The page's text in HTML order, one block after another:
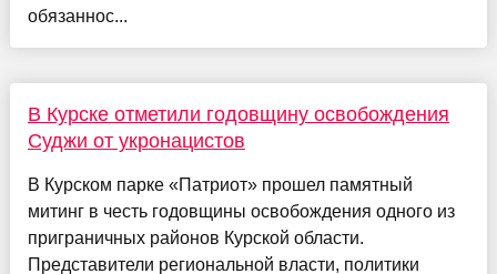
обязаннос...
В Курске отметили годовщину освобождения
Суджи от укронацистов
В Курском парке «Патриот» прошел памятный
митинг в честь годовщины освобождения одного из
приграничных районов Курской области.
Представители региональной власти, политики